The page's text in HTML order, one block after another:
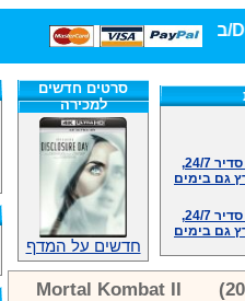
גם בימים
גם בימים
וזמינים
24/7
סרטים חדשים
למכירה
חדשים על המדף
Mortal Kombat II